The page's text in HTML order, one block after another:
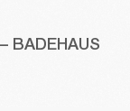
– BADEHAUS